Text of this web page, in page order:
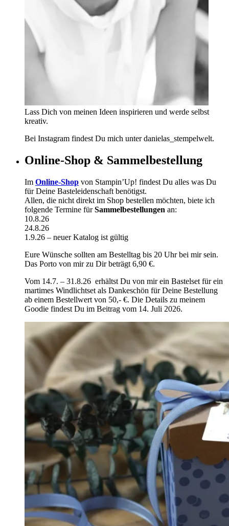
Lass Dich von meinen Ideen inspirieren und werde selbst
kreativ.
Bei Instagram findest Du mich unter danielas_stempelwelt.
Online-Shop & Sammelbestellung
Im Online-Shop von Stampin’Up! findest Du alles was Du
für Deine Basteleidenschaft benötigst.
Allen, die nicht direkt im Shop bestellen möchten, biete ich
folgende Termine fürSammelbestellungen an:
10.8.26
24.8.26
1.9.26 – neuer Katalog ist gültig
Eure Wünsche sollten am Bestelltag bis 20 Uhr bei mir sein.
Das Porto von mir zu Dir beträgt 6,90 €.
Vom 14.7. – 31.8.26 erhältst Du von mir ein Bastelset für ein
martimes Windlichtset als Dankeschön für Deine Bestellung
ab einem Bestellwert von 50,- €. Die Details zu meinem
Goodie findest Du im Beitrag vom 14. Juli 2026.